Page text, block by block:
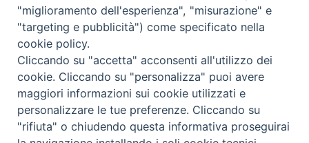
Copyright © 2019 - Tutti i diritti riservati - Vita
Trentina Editrice
Privacy Policy
Torna
"miglioramento dell'esperienza", "misurazione" e
"targeting e pubblicità") come specificato nella
cookie policy.
Cliccando su "accetta" acconsenti all'utilizzo dei
cookie. Cliccando su "personalizza" puoi avere
maggiori informazioni sui cookie utilizzati e
personalizzare le tue preferenze. Cliccando su
"rifiuta" o chiudendo questa informativa proseguirai